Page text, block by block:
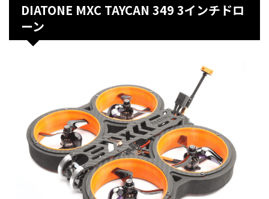
DIATONE MXC TAYCAN 349 3インチドロ
ーン